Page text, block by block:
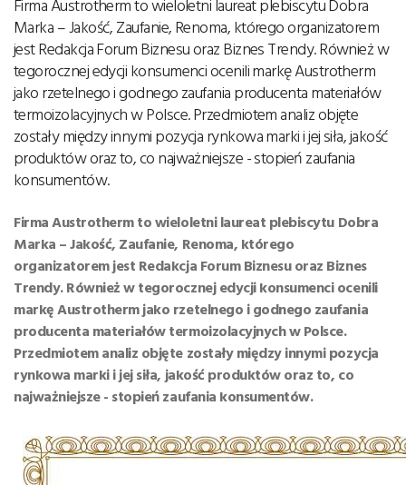
Firma Austrotherm to wieloletni laureat plebiscytu Dobra
Marka – Jakość, Zaufanie, Renoma, którego organizatorem
jest Redakcja Forum Biznesu oraz Biznes Trendy. Również w
tegorocznej edycji konsumenci ocenili markę Austrotherm
jako rzetelnego i godnego zaufania producenta materiałów
termoizolacyjnych w Polsce. Przedmiotem analiz objęte
zostały między innymi pozycja rynkowa marki i jej siła, jakość
produktów oraz to, co najważniejsze - stopień zaufania
konsumentów.
Firma Austrotherm to wieloletni laureat plebiscytu Dobra
Marka – Jakość, Zaufanie, Renoma, którego
organizatorem jest Redakcja Forum Biznesu oraz Biznes
Trendy. Również w tegorocznej edycji konsumenci ocenili
markę Austrotherm jako rzetelnego i godnego zaufania
producenta materiałów termoizolacyjnych w Polsce.
Przedmiotem analiz objęte zostały między innymi pozycja
rynkowa marki i jej siła, jakość produktów oraz to, co
najważniejsze - stopień zaufania konsumentów.